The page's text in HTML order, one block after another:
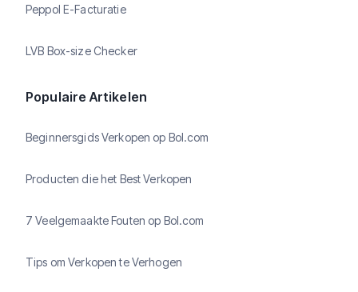
Peppol E-Facturatie
LVB Box-size Checker
Populaire Artikelen
Beginnersgids Verkopen op Bol.com
Producten die het Best Verkopen
7 Veelgemaakte Fouten op Bol.com
Tips om Verkopen te Verhogen